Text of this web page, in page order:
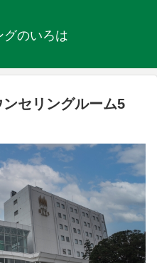
グのいろは
セリングルーム5